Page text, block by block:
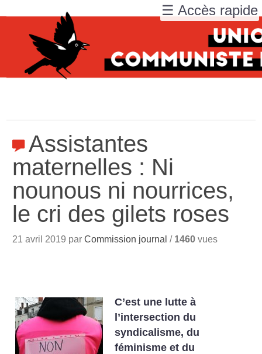
Assistantes
maternelles : Ni
nounous ni nourrices,
le cri des gilets roses
21 avril 2019 parCommission journal / 1460 vues
C’est une lutte à
l’intersection du
syndicalisme, du
féminisme et du
☰ Accès rapide